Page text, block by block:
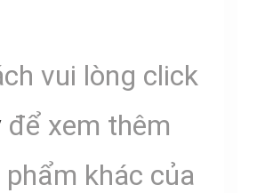
vui lòng click
để xem thêm
khác của